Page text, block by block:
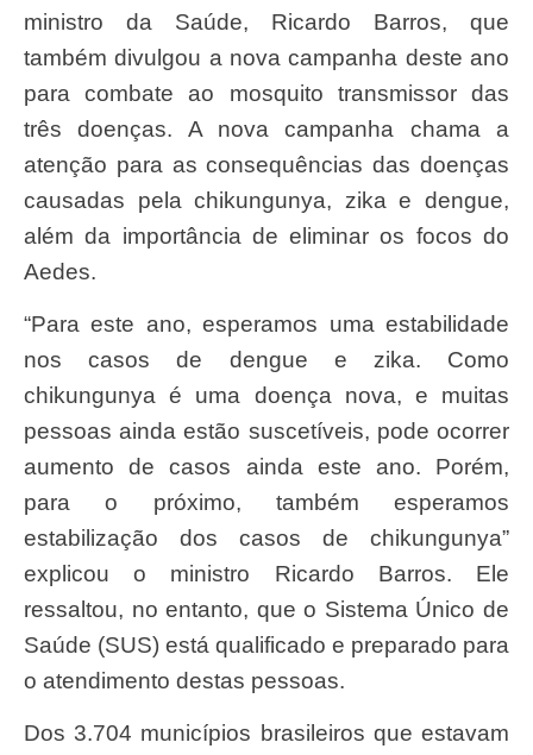
ministro da Saúde, Ricardo Barros, que
também divulgou a nova campanha deste ano
para combate ao mosquito transmissor das
três doenças. A nova campanha chama a
atenção para as consequências das doenças
causadas pela chikungunya, zika e dengue,
além da importância de eliminar os focos do
Aedes.
“Para este ano, esperamos uma estabilidade
nos casos de dengue e zika. Como
chikungunya é uma doença nova, e muitas
pessoas ainda estão suscetíveis, pode ocorrer
aumento de casos ainda este ano. Porém,
para o próximo, também esperamos
estabilização dos casos de chikungunya”
explicou o ministro Ricardo Barros. Ele
ressaltou, no entanto, que o Sistema Único de
Saúde (SUS) está qualificado e preparado para
o atendimento destas pessoas.
Dos 3.704 municípios brasileiros que estavam